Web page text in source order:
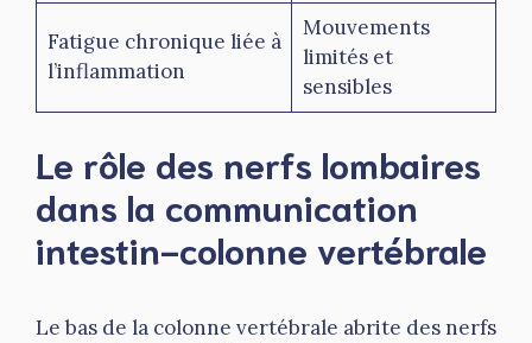
Fatigue chronique liée à
l’inflammation
Mouvements
limités et
sensibles
Le rôle des nerfs lombaires
dans la communication
intestin-colonne vertébrale
Le bas de la colonne vertébrale abrite des nerfs